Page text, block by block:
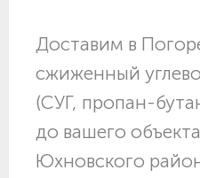
Доставим в
сжиженный
(СУГ, пропан-
до вашего
Юхновского